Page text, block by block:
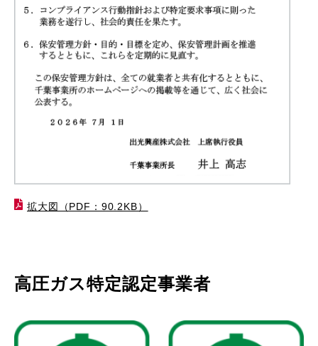
拡大図（PDF：90.2KB）
高圧ガス特定認定事業者